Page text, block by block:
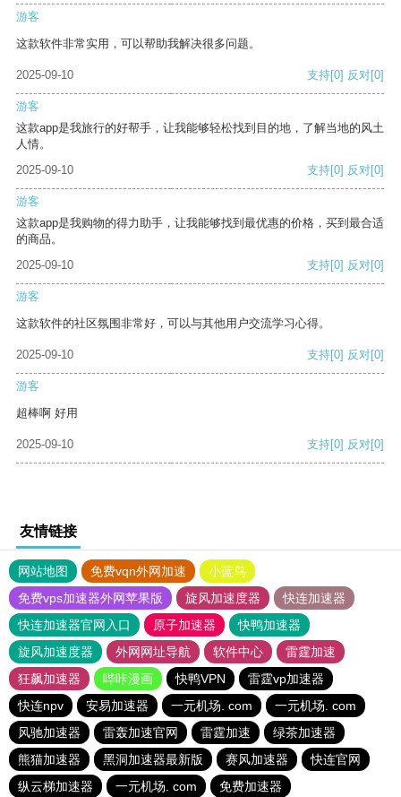
游客
这款软件非常实用，可以帮助我解决很多问题。
2025-09-10 支持[0] 反对[0]
游客
这款app是我旅行的好帮手，让我能够轻松找到目的地，了解当地的风土
人情。
2025-09-10
支持[0] 反对[0]
游客
这款app是我购物的得力助手，让我能够找到最优惠的价格，买到最合适
的商品。
2025-09-10
支持[0] 反对[0]
游客
这款软件的社区氛围非常好，可以与其他用户交流学习心得。
2025-09-10 支持[0] 反对[0]
游客
超棒啊 好用
2025-09-10 支持[0] 反对[0]
友情链接
网站地图 免费vqn外网加速
小蓝鸟
免费vps加速器外网苹果版
旋风加速度器
快连加速器
快连加速器官网入口
原子加速器
快鸭加速器
旋风加速度器
外网网址导航 软件中心
雷霆加速
狂飙加速器
哔咔漫画 快鸭VPN
雷霆vp加速器
快连npv
安易加速器 一元机场. com
一元机场. com
风驰加速器
雷轰加速官网 雷霆加速
绿茶加速器
熊猫加速器
黑洞加速器最新版 赛风加速器
快连官网
纵云梯加速器
一元机场. com 免费加速器